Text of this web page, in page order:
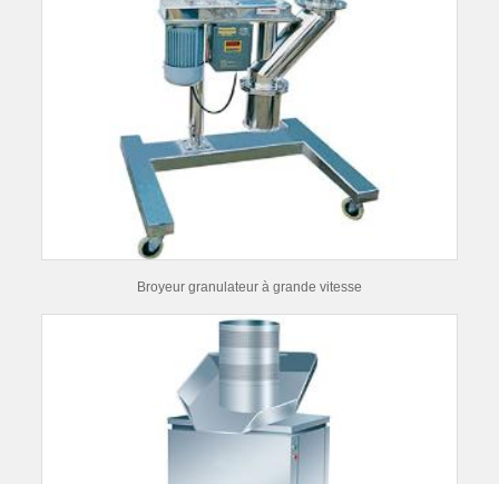
Broyeur granulateur à grande vitesse